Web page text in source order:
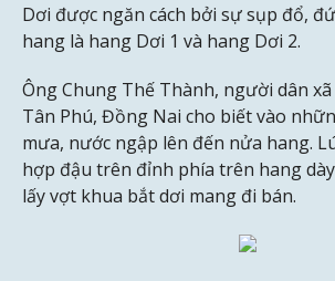
Dơi được ngăn cách bởi sự sụp đổ,
hang là hang Dơi 1 và hang Dơi 2.
Ông Chung Thế Thành, người dân
Tân Phú, Đồng Nai cho biết vào
mưa, nước ngập lên đến nửa hang.
hợp đậu trên đỉnh phía trên hang
lấy vợt khua bắt dơi mang đi bán.